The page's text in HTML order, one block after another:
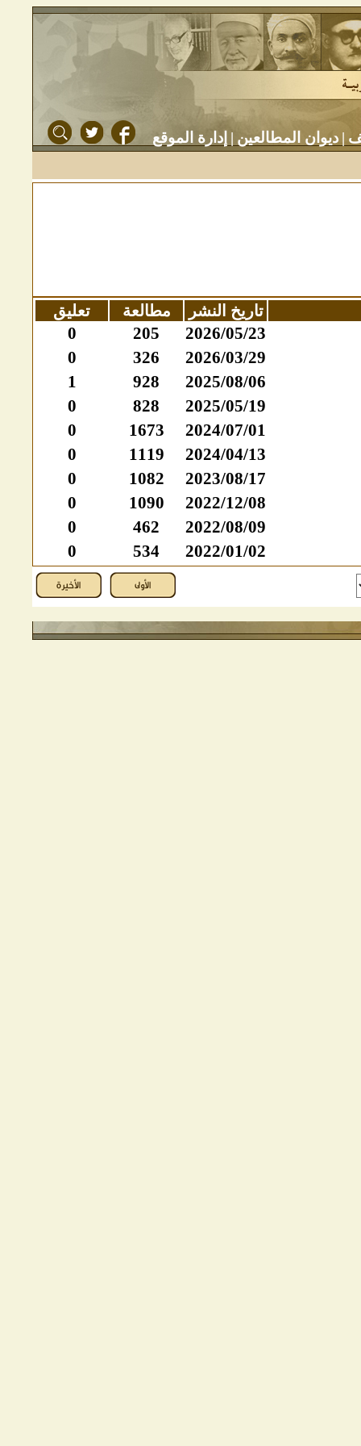
| ديوان المطالعين | إدارة الموقع
تاريخ النشر مطالعة تعليق
2026/05/23
205
0
2026/03/29
326
0
2025/08/06
928
1
2025/05/19
828
0
2024/07/01
1673
0
2024/04/13
1119
0
2023/08/17
1082
0
2022/12/08
1090
0
2022/08/09
462
0
2022/01/02
534
0